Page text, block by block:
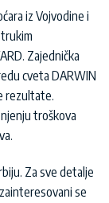
iz Vojvodine i
Zajednička
cveta DARWIN
rezultate.
troškova
Za sve detalje
se